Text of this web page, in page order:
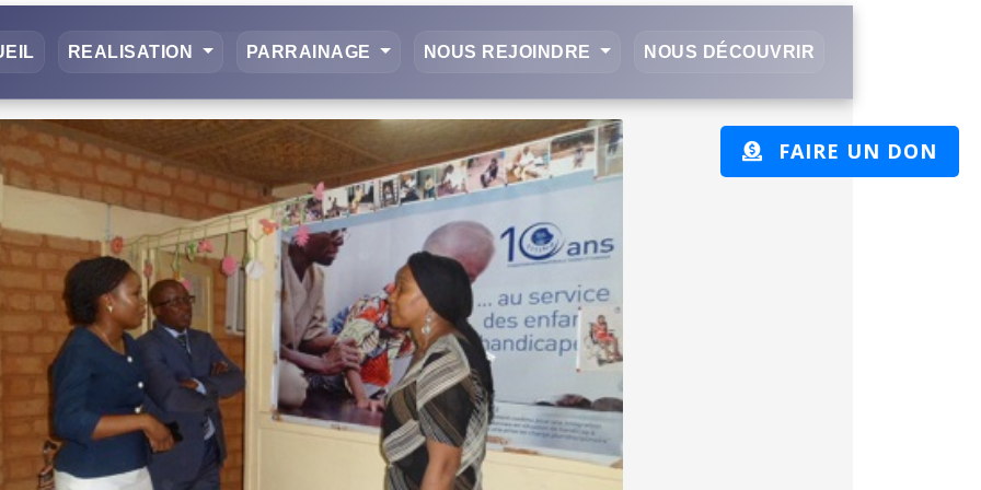
REALISATION PARRAINAGE NOUS REJOINDRE NOUS DÉCOUVRIR
FAIRE UN DON